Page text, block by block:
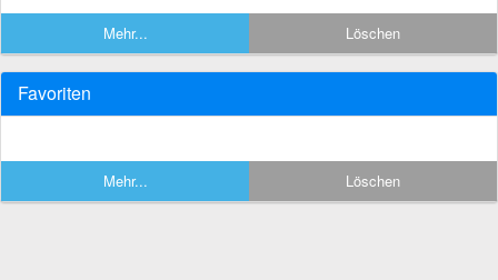
Mehr... Löschen
Favoriten
Mehr... Löschen